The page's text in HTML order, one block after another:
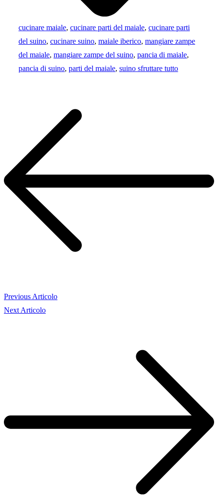
cucinare maiale, cucinare parti del maiale, cucinare parti
del suino, cucinare suino, maiale iberico, mangiare zampe
del maiale, mangiare zampe del suino, pancia di maiale,
pancia di suino, parti del maiale, suino sfruttare tutto
Previous Articolo
Next Articolo